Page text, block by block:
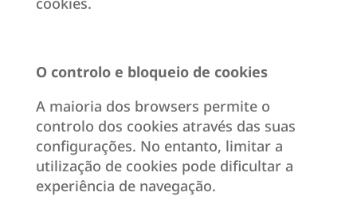
O controlo e bloqueio de cookies
A maioria dos browsers permite o
controlo dos cookies através das suas
configurações. No entanto, limitar a
utilização de cookies pode dificultar a
experiência de navegação.